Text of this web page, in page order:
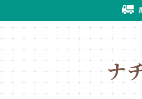
ナ